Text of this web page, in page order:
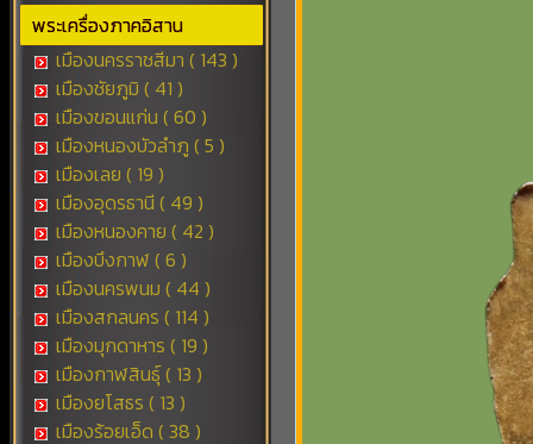
พระเครื่องภาคอิสาน
เมืองนครราชสีมา ( 143 )
เมืองชัยภูมิ ( 41 )
เมืองขอนแก่น ( 60 )
เมืองหนองบัวลำภู ( 5 )
เมืองเลย ( 19 )
เมืองอุดรธานี ( 49 )
เมืองหนองคาย ( 42 )
เมืองบึงกาฬ ( 6 )
เมืองนครพนม ( 44 )
เมืองสกลนคร ( 114 )
เมืองมุกดาหาร ( 19 )
เมืองกาฬสินธุ์ ( 13 )
เมืองยโสธร ( 13 )
เมืองร้อยเอ็ด ( 38 )